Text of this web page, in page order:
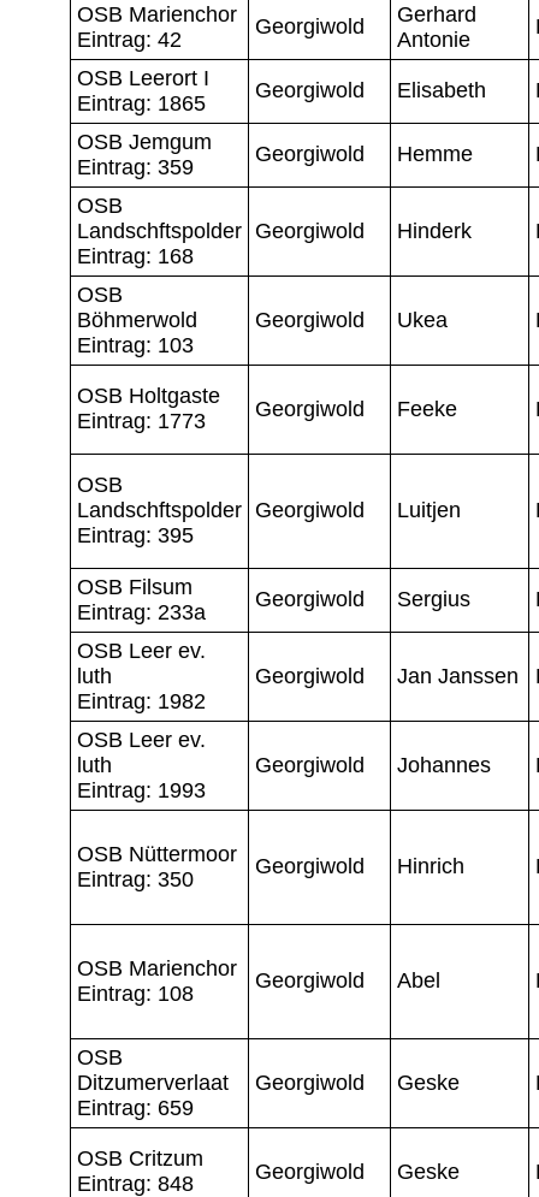
OSB Marienchor
Eintrag: 42
Georgiwold
Gerhard
Antonie
OSB Leerort I
Eintrag: 1865
Georgiwold Elisabeth
OSB Jemgum
Eintrag: 359
Georgiwold Hemme
OSB
Landschftspolder
Eintrag: 168
Georgiwold Hinderk
OSB
Böhmerwold
Eintrag: 103
Georgiwold Ukea
OSB Holtgaste
Eintrag: 1773
Georgiwold Feeke
OSB
Landschftspolder
Eintrag: 395
Georgiwold Luitjen
OSB Filsum
Eintrag: 233a
Georgiwold Sergius
OSB Leer ev.
luth
Eintrag: 1982
Georgiwold Jan Janssen
OSB Leer ev.
luth
Eintrag: 1993
Georgiwold Johannes
OSB Nüttermoor
Eintrag: 350
Georgiwold Hinrich
OSB Marienchor
Eintrag: 108
Georgiwold Abel
OSB
Ditzumerverlaat
Eintrag: 659
Georgiwold Geske
OSB Critzum
Eintrag: 848
Georgiwold Geske